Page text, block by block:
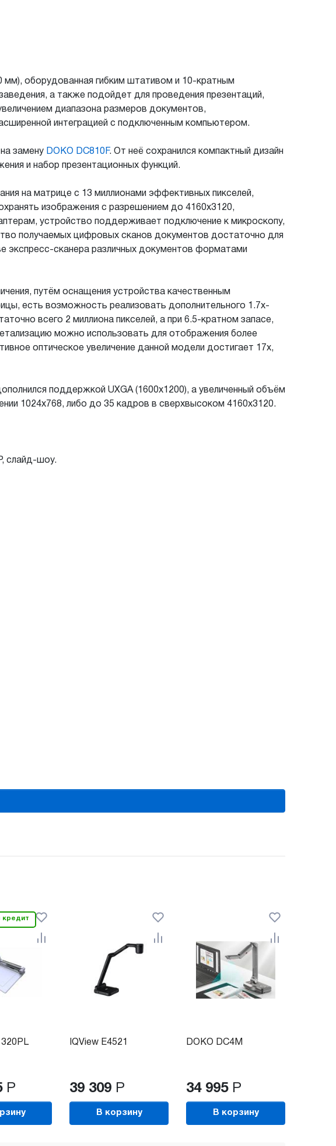
оборудованная гибким штативом и 10-кратным
а также подойдет для проведения презентаций,
диапазона размеров документов,
интеграцией с подключенным компьютером.
замену DOKO DC810F. От неё сохранился компактный дизайн
и набор презентационных функций.
на матрице с 13 миллионами эффективных пикселей,
изображения с разрешением до 4160x3120,
устройство поддерживает подключение к микроскопу,
получаемых цифровых сканов документов достаточно для
экспресс-сканера различных документов форматами
путём оснащения устройства качественным
есть возможность реализовать дополнительного 1.7x-
всего 2 миллиона пикселей, а при 6.5-кратном запасе,
можно использовать для отображения более
оптическое увеличение данной модели достигает 17x,
поддержкой UXGA (1600x1200), а увеличенный объём
1024x768, либо до 35 кадров в сверхвысоком 4160x3120.
слайд-шоу.
кредит
Р
IQView E4521
39 309 Р
В корзину
DOKO DC4M
34 995 Р
В корзину